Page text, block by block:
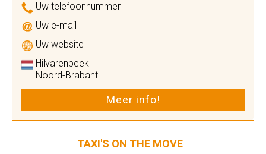
Uw telefoonnummer
Uw e-mail
Uw website
Hilvarenbeek
Noord-Brabant
Meer info!
TAXI'S ON THE MOVE